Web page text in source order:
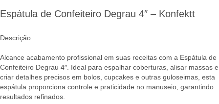
Espátula de Confeiteiro Degrau 4″ – Konfektt
Descrição
Alcance acabamento profissional em suas receitas com a Espátula de
Confeiteiro Degrau 4″. Ideal para espalhar coberturas, alisar massas e
criar detalhes precisos em bolos, cupcakes e outras guloseimas, esta
espátula proporciona controle e praticidade no manuseio, garantindo
resultados refinados.